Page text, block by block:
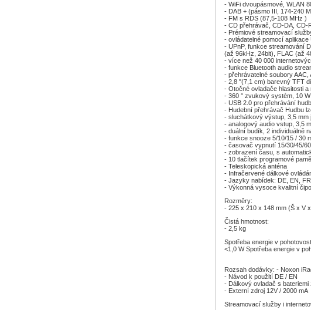
- WiFi dvoupásmové, WLAN
- DAB + (pásmo III, 174-240
- FM s RDS (87,5-108 MHz )
- CD přehrávač, CD-DA, CD-
- Prémiové streamovací
- ovládatelné pomocí aplikace
- UPnP, funkce streamování
(až 96kHz, 24bit), FLAC (až
- více než 40 000
- funkce Bluetooth audio
- přehrávatelné soubory AAC,
- 2,8 "(7,1 cm) barevný TFT
- Otočné ovladače hlasitosti a
- 360 ° zvukový systém, 10
- USB 2.0 pro přehrávání
- Hudební přehrávač Hudbu
- sluchátkový výstup, 3,5 mm
- analogový audio vstup, 3,5
- duální budík, 2 individuálně
- funkce snooze 5/10/15 / 30
- časovač vypnutí 15/30/45/
- zobrazení času, s
- 10 tlačítek programové
- Teleskopická anténa
- Infračervené dálkové
- Jazyky nabídek: DE, EN,
- Výkonná vysoce kvalitní
Rozměry:
- 225 x 210 x 148 mm (Š x V
Čistá hmotnost:
- 2,5 kg
Spotřeba energie v
<1,0 W Spotřeba energie v
Rozsah dodávky: - Noxon
- Návod k použití DE / EN
- Dálkový ovladač s bateriemi
- Externí zdroj 12V / 2000 mA
Streamovací služby i